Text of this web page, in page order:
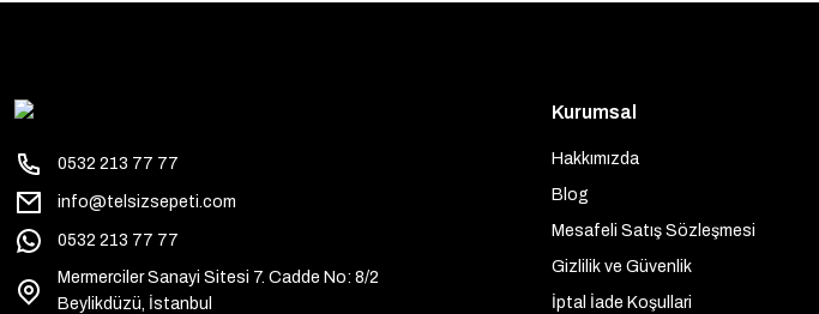
0532 213 77 77
info@telsizsepeti.com
0532 213 77 77
Mermerciler Sanayi Sitesi 7. Cadde No: 8/2
Beylikdüzü, İstanbul
Kurumsal
Hakkımızda
Blog
Mesafeli Satış Sözleşmesi
Gizlilik ve Güvenlik
İptal İade Koşullari